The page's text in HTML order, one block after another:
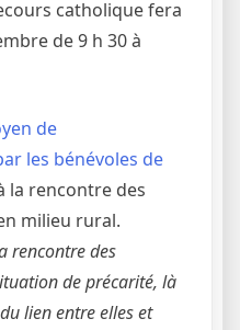
catholique fera
de 9 h 30 à
de
les bénévoles de
la rencontre des
milieu rural.
rencontre des
de précarité, là
lien entre elles et